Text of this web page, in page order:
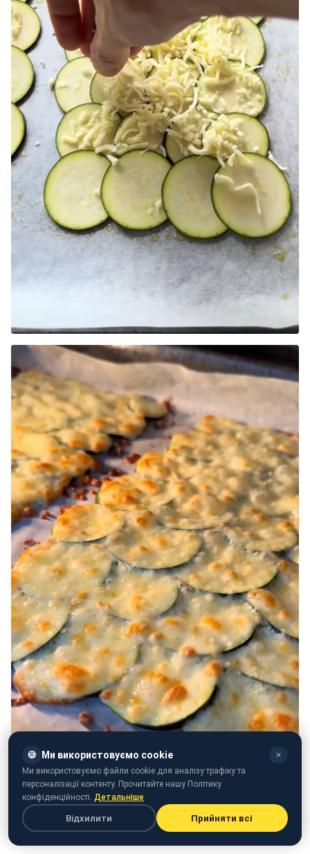
🍪 Ми використовуємо cookie ✕
Ми використовуємо файли cookie для аналізу трафіку та
персоналізації контенту. Прочитайте нашу Політику
конфіденційності. Детальніше
Відхилити Прийняти всі